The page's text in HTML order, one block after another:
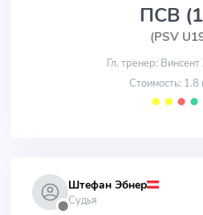
ПСВ
(PSV
Гл. тренер:
Стоимость: 1.8
⬤ ⬤ ⬤ ⬤
⬤
Штефан Эбнер
Судья